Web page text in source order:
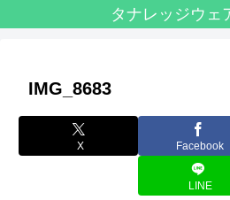
タナレッジウェ
IMG_8683
X Facebook
LINE